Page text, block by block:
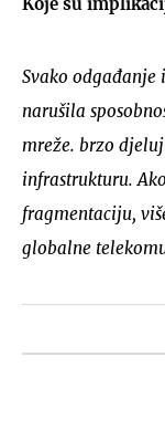
Svako
narušila
mreže. brzo
infrastrukturu.
fragmentaciju,
globalne